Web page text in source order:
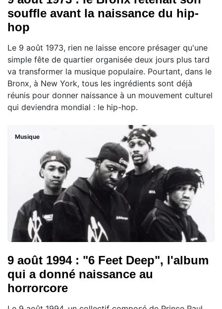
souffle avant la naissance du hip-
hop
Le 9 août 1973, rien ne laisse encore présager qu'une
simple fête de quartier organisée deux jours plus tard
va transformer la musique populaire. Pourtant, dans le
Bronx, à New York, tous les ingrédients sont déjà
réunis pour donner naissance à un mouvement culturel
qui deviendra mondial : le hip-hop.
Musique
9 août 1994 : "6 Feet Deep", l'album
qui a donné naissance au
horrorcore